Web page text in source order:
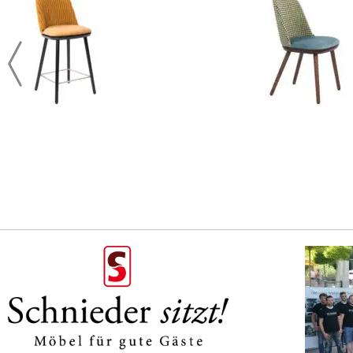
Maße:
Gesamthöhe 83 cm
Sitzhöhe 47 cm
Gesamtbreite 51 cm
Sitzbreite 48 cm
Weitere Polsterstühle finden Sie in unsere Übersicht Stühle